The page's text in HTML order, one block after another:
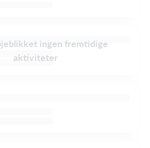
ingen fremtidige
aktiviteter